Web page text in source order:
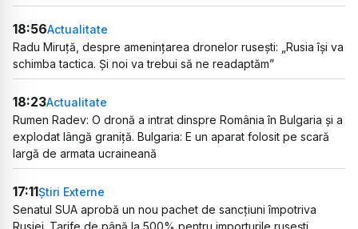
18:56Actualitate
Radu Miruță, despre amenințarea dronelor rusești: „Rusia își va
schimba tactica. Și noi va trebui să ne readaptăm”
18:23Actualitate
Rumen Radev: O dronă a intrat dinspre România în Bulgaria și a
explodat lângă graniță. Bulgaria: E un aparat folosit pe scară
largă de armata ucraineană
17:11Știri Externe
Senatul SUA aprobă un nou pachet de sancțiuni împotriva